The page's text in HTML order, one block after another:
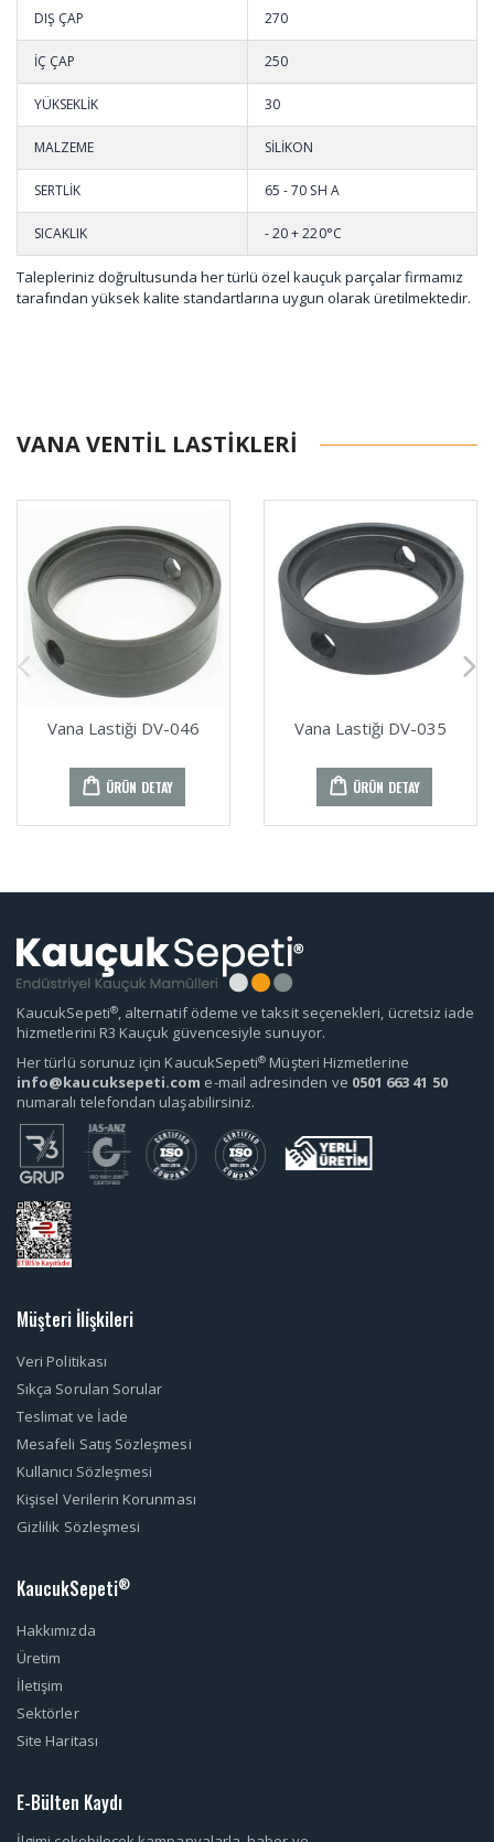
DIŞ ÇAP 270
İÇ ÇAP 250
YÜKSEKLİK 30
MALZEME SİLİKON
SERTLİK 65 - 70 SH A
SICAKLIK - 20 + 220°C
Talepleriniz doğrultusunda her türlü özel kauçuk parçalar firmamız
tarafından yüksek kalite standartlarına uygun olarak üretilmektedir.
VANA VENTIL LASTIKLERI
Vana Lastiği DV-046
ÜRÜN DETAY
Vana Lastiği DV-035
ÜRÜN DETAY
KaucukSepeti®, alternatif ödeme ve taksit seçenekleri, ücretsiz iade
hizmetlerini R3 Kauçuk güvencesiyle sunuyor.
Her türlü sorunuz için KaucukSepeti® Müşteri Hizmetlerine
info@kaucuksepeti.com e-mail adresinden ve 0501 663 41 50
numaralı telefondan ulaşabilirsiniz.
Müşteri İlişkileri
Veri Politikası
Sıkça Sorulan Sorular
Teslimat ve İade
Mesafeli Satış Sözleşmesi
Kullanıcı Sözleşmesi
Kişisel Verilerin Korunması
Gizlilik Sözleşmesi
KaucukSepeti®
Hakkımızda
Üretim
İletişim
Sektörler
Site Haritası
E-Bülten Kaydı